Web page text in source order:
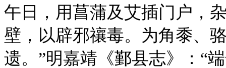
午日，用菖蒲及艾插门户，
壁，以辟邪禳毒。为角黍、
遗。”明嘉靖《鄞县志》：“